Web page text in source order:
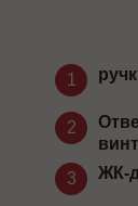
1
2
3
ЖК-